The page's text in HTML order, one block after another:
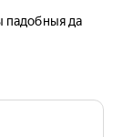
падобныя да